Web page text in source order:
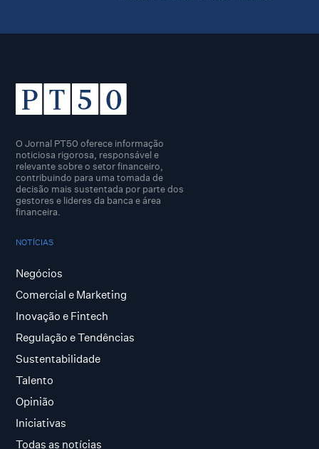
O Jornal PT50 oferece informação
noticiosa rigorosa, responsável e
relevante sobre o setor financeiro,
contribuindo para uma tomada de
decisão mais sustentada por parte dos
gestores e lideres da banca e área
financeira.
NOTÍCIAS
Negócios
Comercial e Marketing
Inovação e Fintech
Regulação e Tendências
Sustentabilidade
Talento
Opinião
Iniciativas
Todas as notícias